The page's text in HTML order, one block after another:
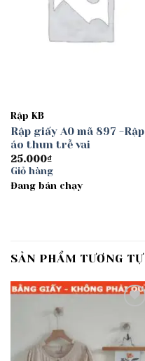
Rập KB
Rập giấy A0 mã 897 -Rập
áo thun trễ vai
25.000₫
Giỏ hàng
Đang bán chạy
SẢN PHẨM TƯƠNG TỰ
wishlist